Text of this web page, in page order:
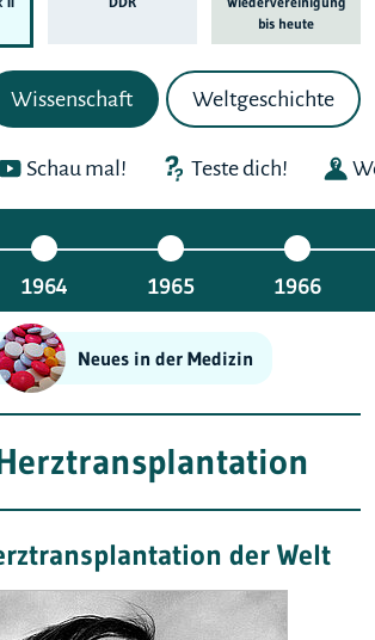
bis heute
Wissenschaft Weltgeschichte
Schau mal! Teste dich!
1964 1965 1966
Neues in der Medizin
der Welt